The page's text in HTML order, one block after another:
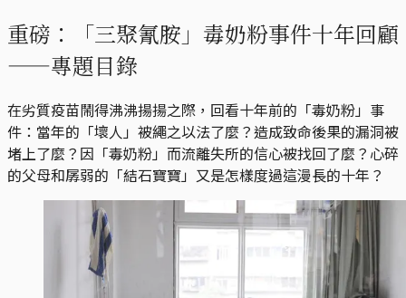
重磅：「三聚氰胺」毒奶粉事件十年回顧
——專題目錄
在劣質疫苗鬧得沸沸揚揚之際，回看十年前的「毒奶粉」事
件：當年的「壞人」被繩之以法了麼？造成致命後果的漏洞被
堵上了麼？因「毒奶粉」而流離失所的信心被找回了麼？心碎
的父母和孱弱的「結石寶寶」又是怎樣度過這漫長的十年？